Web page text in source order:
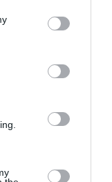
δυναμισμό και
η
Όπερα Τσέπης
για βρέφη
πρωτότυπη
για
Τζουζέππε